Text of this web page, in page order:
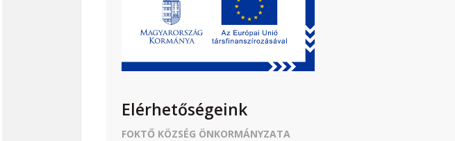
Elérhetőségeink
FOKTŐ KÖZSÉG ÖNKORMÁNYZATA